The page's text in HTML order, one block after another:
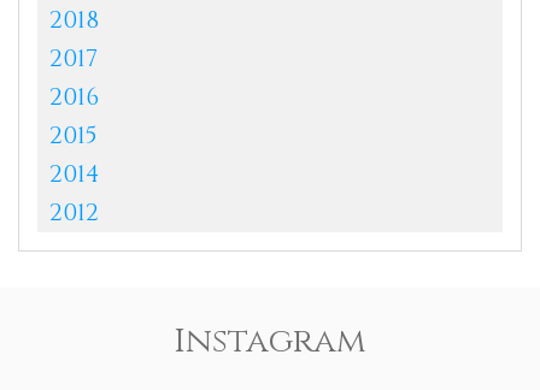
2018
2017
2016
2015
2014
2012
Instagram